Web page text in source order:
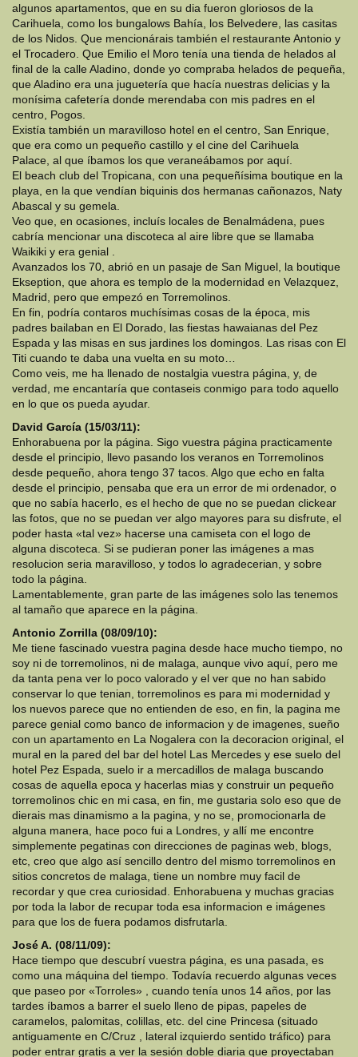
algunos apartamentos, que en su dia fueron gloriosos de la
Carihuela, como los bungalows Bahía, los Belvedere, las casitas
de los Nidos. Que mencionárais también el restaurante Antonio y
el Trocadero. Que Emilio el Moro tenía una tienda de helados al
final de la calle Aladino, donde yo compraba helados de pequeña,
que Aladino era una juguetería que hacía nuestras delicias y la
monísima cafetería donde merendaba con mis padres en el
centro, Pogos.
Existía también un maravilloso hotel en el centro, San Enrique,
que era como un pequeño castillo y el cine del Carihuela
Palace, al que íbamos los que veraneábamos por aquí.
El beach club del Tropicana, con una pequeñísima boutique en la
playa, en la que vendían biquinis dos hermanas cañonazos, Naty
Abascal y su gemela.
Veo que, en ocasiones, incluís locales de Benalmádena, pues
cabría mencionar una discoteca al aire libre que se llamaba
Waikiki y era genial .
Avanzados los 70, abrió en un pasaje de San Miguel, la boutique
Ekseption, que ahora es templo de la modernidad en Velazquez,
Madrid, pero que empezó en Torremolinos.
En fin, podría contaros muchísimas cosas de la época, mis
padres bailaban en El Dorado, las fiestas hawaianas del Pez
Espada y las misas en sus jardines los domingos. Las risas con El
Titi cuando te daba una vuelta en su moto…
Como veis, me ha llenado de nostalgia vuestra página, y, de
verdad, me encantaría que contaseis conmigo para todo aquello
en lo que os pueda ayudar.
David García (15/03/11):
Enhorabuena por la página. Sigo vuestra página practicamente
desde el principio, llevo pasando los veranos en Torremolinos
desde pequeño, ahora tengo 37 tacos. Algo que echo en falta
desde el principio, pensaba que era un error de mi ordenador, o
que no sabía hacerlo, es el hecho de que no se puedan clickear
las fotos, que no se puedan ver algo mayores para su disfrute, el
poder hasta «tal vez» hacerse una camiseta con el logo de
alguna discoteca. Si se pudieran poner las imágenes a mas
resolucion seria maravilloso, y todos lo agradecerian, y sobre
todo la página.
Lamentablemente, gran parte de las imágenes solo las tenemos
al tamaño que aparece en la página.
Antonio Zorrilla (08/09/10):
Me tiene fascinado vuestra pagina desde hace mucho tiempo, no
soy ni de torremolinos, ni de malaga, aunque vivo aquí, pero me
da tanta pena ver lo poco valorado y el ver que no han sabido
conservar lo que tenian, torremolinos es para mi modernidad y
los nuevos parece que no entienden de eso, en fin, la pagina me
parece genial como banco de informacion y de imagenes, sueño
con un apartamento en La Nogalera con la decoracion original, el
mural en la pared del bar del hotel Las Mercedes y ese suelo del
hotel Pez Espada, suelo ir a mercadillos de malaga buscando
cosas de aquella epoca y hacerlas mias y construir un pequeño
torremolinos chic en mi casa, en fin, me gustaria solo eso que de
dierais mas dinamismo a la pagina, y no se, promocionarla de
alguna manera, hace poco fui a Londres, y allí me encontre
simplemente pegatinas con direcciones de paginas web, blogs,
etc, creo que algo así sencillo dentro del mismo torremolinos en
sitios concretos de malaga, tiene un nombre muy facil de
recordar y que crea curiosidad. Enhorabuena y muchas gracias
por toda la labor de recupar toda esa informacion e imágenes
para que los de fuera podamos disfrutarla.
José A. (08/11/09):
Hace tiempo que descubrí vuestra página, es una pasada, es
como una máquina del tiempo. Todavía recuerdo algunas veces
que paseo por «Torroles» , cuando tenía unos 14 años, por las
tardes íbamos a barrer el suelo lleno de pipas, papeles de
caramelos, palomitas, colillas, etc. del cine Princesa (situado
antiguamente en C/Cruz , lateral izquierdo sentido tráfico) para
poder entrar gratis a ver la sesión doble diaria que proyectaban